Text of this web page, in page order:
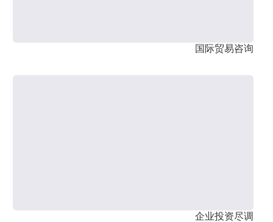
国际贸易咨询
企业投资尽调